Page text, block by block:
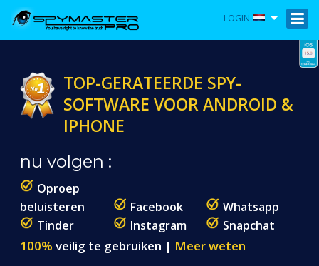
LOGIN
TOP-GERATEERDE SPY-
SOFTWARE VOOR ANDROID &
IPHONE
nu volgen :
Oproep
beluisteren
Facebook
Whatsapp
Tinder
Instagram Snapchat
100% veilig te gebruiken | Meer weten